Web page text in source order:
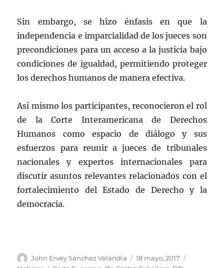
Sin embargo, se hizo énfasis en que la
independencia e imparcialidad de los jueces son
precondiciones para un acceso a la justicia bajo
condiciones de igualdad, permitiendo proteger
los derechos humanos de manera efectiva.
Así mismo los participantes, reconocieron el rol
de la Corte Interamericana de Derechos
Humanos como espacio de diálogo y sus
esfuerzos para reunir a jueces de tribunales
nacionales y expertos internacionales para
discutir asuntos relevantes relacionados con el
fortalecimiento del Estado de Derecho y la
democracia.
Autor
John Ervey Sánchez Velandia
Publicado
18 mayo, 2017